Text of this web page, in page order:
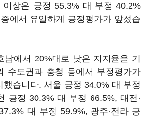
이상은 긍정 55.3% 대 부정 40.2%
에서 유일하게 긍정평가가 앞섰습
남에서 20%대로 낮은 지지율을 기
수도권과 충청 등에서 부정평가가
했습니다. 서울 긍정 34.0% 대 부정
긍정 30.3% 대 부정 66.5%, 대전·
대 부정 59.9%, 광주·전라 긍